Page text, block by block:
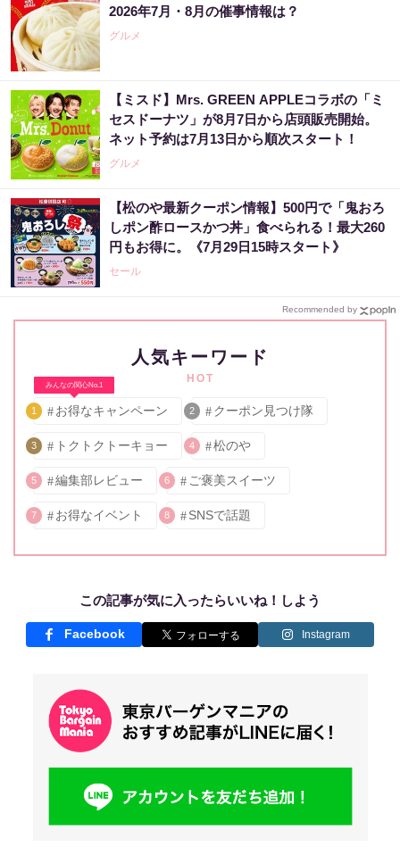
2026年7月・8月の催事情報は？
グルメ
【ミスド】Mrs. GREEN APPLEコラボの「ミ
セスドーナツ」が8月7日から店頭販売開始。
ネット予約は7月13日から順次スタート！
グルメ
【松のや最新クーポン情報】500円で「鬼おろ
しポン酢ロースかつ丼」食べられる！最大260
円もお得に。《7月29日15時スタート》
セール
Recommended by
人気キーワード
HOT
みんなの関心No.1
1 お得なキャンペーン 2 クーポン見つけ隊
3 トクトクトーキョー 4 松のや
5 編集部レビュー 6 ご褒美スイーツ
7 お得なイベント 8 SNSで話題
この記事が気に入ったらいいね！しよう
Facebook Instagram